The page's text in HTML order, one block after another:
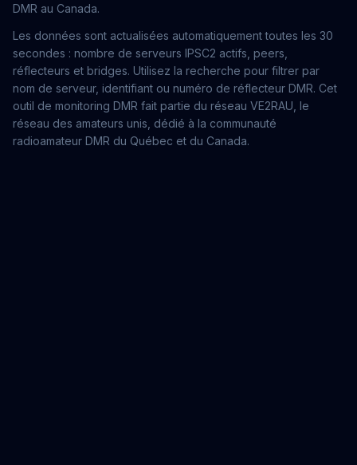
DMR au Canada.
Les données sont actualisées automatiquement toutes les 30
secondes : nombre de serveurs IPSC2 actifs, peers,
réflecteurs et bridges. Utilisez la recherche pour filtrer par
nom de serveur, identifiant ou numéro de réflecteur DMR. Cet
outil de monitoring DMR fait partie du réseau VE2RAU, le
réseau des amateurs unis, dédié à la communauté
radioamateur DMR du Québec et du Canada.